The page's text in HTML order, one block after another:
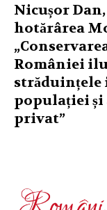
Nicușor
hotărârea
României
populației
privat”